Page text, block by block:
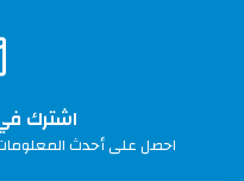
اشترك في
احصل على أحدث